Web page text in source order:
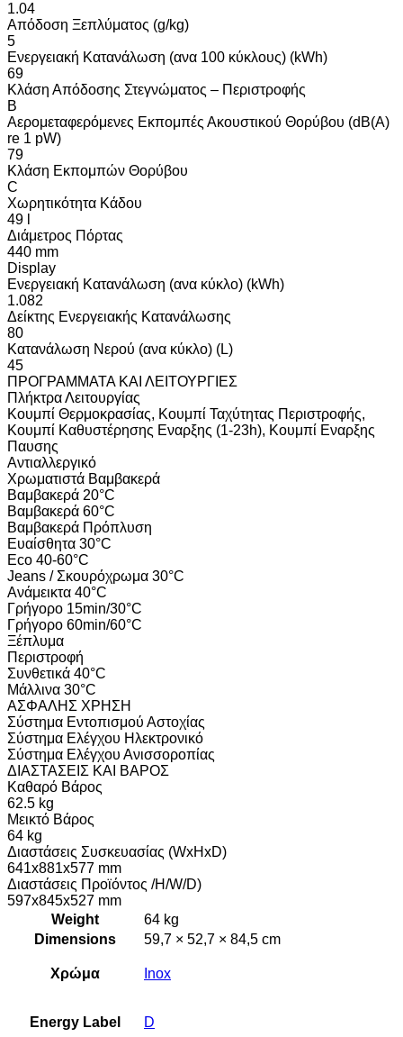
1.04
Απόδοση Ξεπλύματος (g/kg)
5
Ενεργειακή Κατανάλωση (ανα 100 κύκλους) (kWh)
69
Κλάση Απόδοσης Στεγνώματος – Περιστροφής
B
Αερομεταφερόμενες Εκπομπές Ακουστικού Θορύβου (dB(A)
re 1 pW)
79
Κλάση Εκπομπών Θορύβου
C
Χωρητικότητα Κάδου
49 l
Διάμετρος Πόρτας
440 mm
Display
Ενεργειακή Κατανάλωση (ανα κύκλο) (kWh)
1.082
Δείκτης Ενεργειακής Κατανάλωσης
80
Κατανάλωση Νερού (ανα κύκλο) (L)
45
ΠΡΟΓΡΑΜΜΑΤΑ ΚΑΙ ΛΕΙΤΟΥΡΓΙΕΣ
Πλήκτρα Λειτουργίας
Κουμπί Θερμοκρασίας, Κουμπί Ταχύτητας Περιστροφής,
Κουμπί Καθυστέρησης Εναρξης (1-23h), Κουμπί Εναρξης
Παυσης
Αντιαλλεργικό
Χρωματιστά Βαμβακερά
Βαμβακερά 20°C
Βαμβακερά 60°C
Βαμβακερά Πρόπλυση
Ευαίσθητα 30°C
Eco 40-60°C
Jeans / Σκουρόχρωμα 30°C
Ανάμεικτα 40°C
Γρήγορο 15min/30°C
Γρήγορο 60min/60°C
Ξέπλυμα
Περιστροφή
Συνθετικά 40°C
Μάλλινα 30°C
ΑΣΦΑΛΗΣ ΧΡΗΣΗ
Σύστημα Εντοπισμού Αστοχίας
Σύστημα Ελέγχου Ηλεκτρονικό
Σύστημα Ελέγχου Ανισσοροπίας
ΔΙΑΣΤΑΣΕΙΣ ΚΑΙ ΒΑΡΟΣ
Καθαρό Βάρος
62.5 kg
Μεικτό Βάρος
64 kg
Διαστάσεις Συσκευασίας (WxHxD)
641x881x577 mm
Διαστάσεις Προϊόντος /H/W/D)
597x845x527 mm
Weight
64 kg
Dimensions
59,7 × 52,7 × 84,5 cm
Χρώμα Inox
Energy Label D